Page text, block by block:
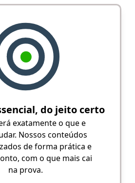
do jeito certo
exatamente o que e
Nossos conteúdos
de forma prática e
com o que mais cai
na prova.